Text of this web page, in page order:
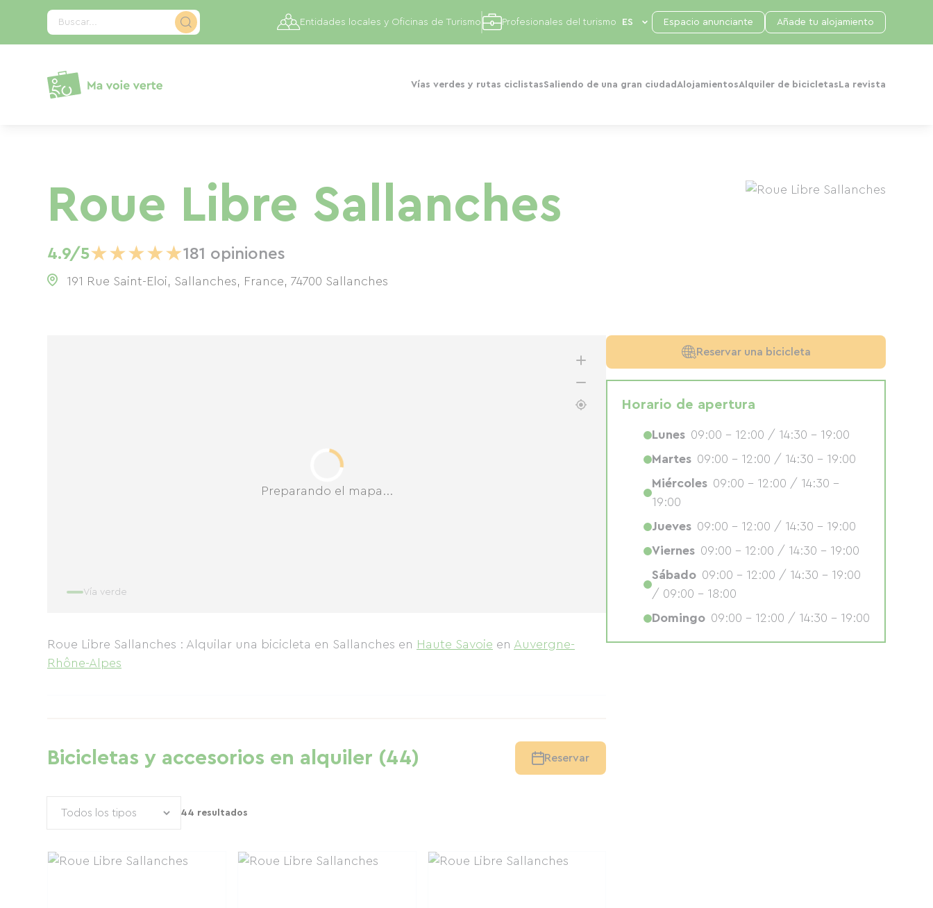
Buscar...
Vías verdes y rutas ciclistasSaliendo de una gran ciudad AlojamientosAlquiler de bicicletas La revista
Entidades locales y Oficinas de Turismo Profesionales del turismo Espacio anunciante Añade tu alojamiento
Roue Libre Sallanches
4.9/5★★★★★181 opiniones
191 Rue Saint-Eloi, Sallanches, France, 74700 Sallanches
Preparando el mapa...
Vía verde
Roue Libre Sallanches : Alquilar una bicicleta en Sallanches en Haute Savoie en Auvergne-
Rhône-Alpes
Bicicletas y accesorios en alquiler (44) Reservar
44 resultados
Reservar una bicicleta
Horario de apertura
Lunes 09:00 - 12:00 / 14:30 - 19:00
Martes 09:00 - 12:00 / 14:30 - 19:00
Miércoles 09:00 - 12:00 / 14:30 -
19:00
Jueves 09:00 - 12:00 / 14:30 - 19:00
Viernes 09:00 - 12:00 / 14:30 - 19:00
Sábado 09:00 - 12:00 / 14:30 - 19:00
/ 09:00 - 18:00
Domingo 09:00 - 12:00 / 14:30 - 19:00
Panel de gestión de cookies